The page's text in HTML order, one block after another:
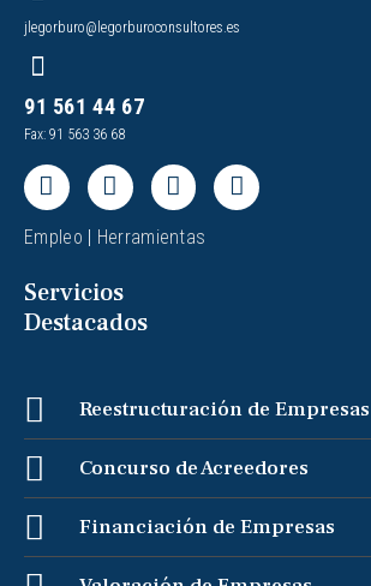
jlegorburo@legorburoconsultores.es
91 561 44 67
Fax: 91 563 36 68
Empleo | Herramientas
Servicios
Destacados
Reestructuración de Empresas
Concurso de Acreedores
Financiación de Empresas